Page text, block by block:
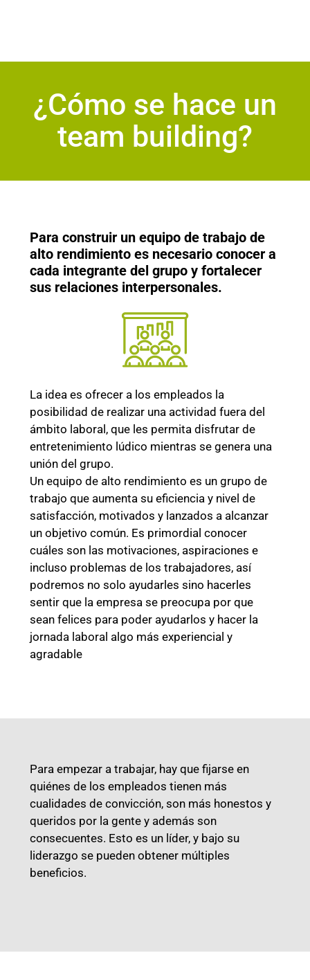
¿Cómo se hace un
team building?
Para construir un equipo de trabajo de
alto rendimiento es necesario conocer a
cada integrante del grupo y fortalecer
sus relaciones interpersonales.
La idea es ofrecer a los empleados la
posibilidad de realizar una actividad fuera del
ámbito laboral, que les permita disfrutar de
entretenimiento lúdico mientras se genera una
unión del grupo.
Un equipo de alto rendimiento es un grupo de
trabajo que aumenta su eficiencia y nivel de
satisfacción, motivados y lanzados a alcanzar
un objetivo común. Es primordial conocer
cuáles son las motivaciones, aspiraciones e
incluso problemas de los trabajadores, así
podremos no solo ayudarles sino hacerles
sentir que la empresa se preocupa por que
sean felices para poder ayudarlos y hacer la
jornada laboral algo más experiencial y
agradable
Para empezar a trabajar, hay que fijarse en
quiénes de los empleados tienen más
cualidades de convicción, son más honestos y
queridos por la gente y además son
consecuentes. Esto es un líder, y bajo su
liderazgo se pueden obtener múltiples
beneficios.